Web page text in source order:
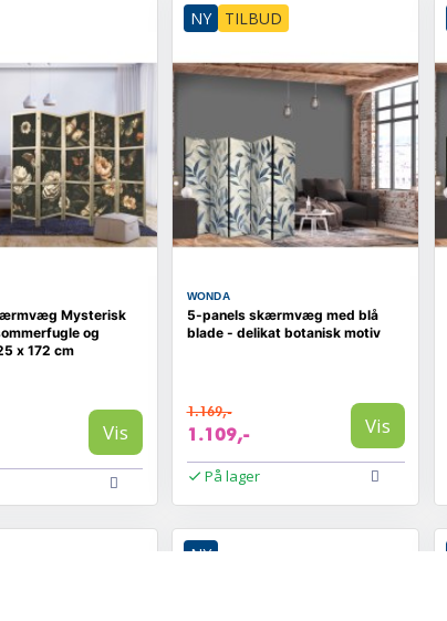
Mysterisk
og
x 172 cm
Vis
NY TILBUD
WONDA
5-panels skærmvæg med blå
blade - delikat botanisk motiv
1.169,-
1.109,- Vis
På lager
NY